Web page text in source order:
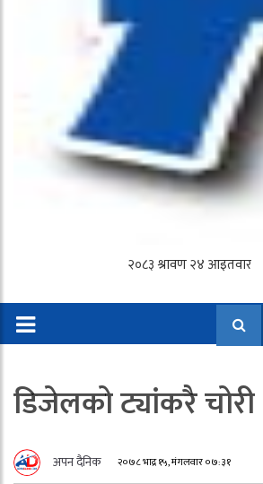
डिजेलको ट्यांकरै चोरी
अपन दैनिक २०७८ भाद्र १५, मंगलवार ०७:३१